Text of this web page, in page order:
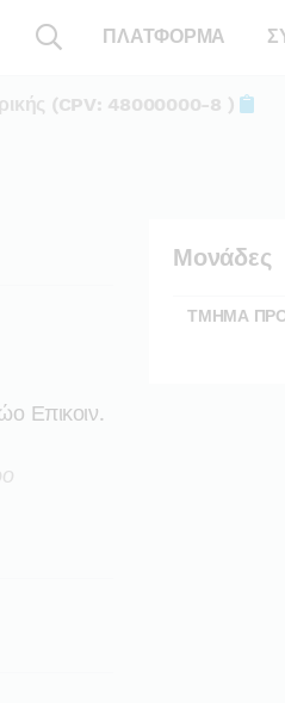
ΠΛΑΤΦΟΡΜΑ
(CPV: 48000000-8 )
Μονάδες
ΤΜΗΜΑ
Επικοιν.